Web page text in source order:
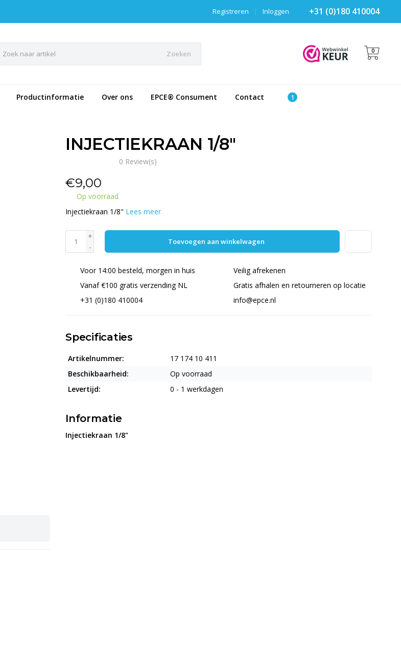
+31 (0)180 410004
Inloggen
|
Registreren
Zoeken 0
Productinformatie Over ons EPCE® Consument Contact
INJECTIEKRAAN 1/8"
0 Review(s)
€9,00
Op voorraad
Injectiekraan 1/8" Lees meer
+
-
Toevoegen aan winkelwagen
Voor 14:00 besteld, morgen in huis
Veilig afrekenen
Vanaf €100 gratis verzending NL
Gratis afhalen en retourneren op locatie
+31 (0)180 410004
info@epce.nl
Specificaties
Artikelnummer:
17 174 10 411
Beschikbaarheid:
Op voorraad
Levertijd:
0 - 1 werkdagen
Informatie
Injectiekraan 1/8"